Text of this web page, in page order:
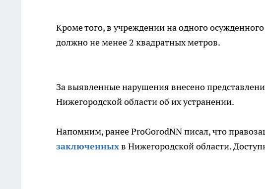
Кроме того, в учреждении на одного
должно не менее 2 квадратных метров.
За выявленные нарушения внесено
Нижегородской области об их устранении.
Напомним, ранее ProGorodNN писал, что
заключенныхв Нижегородской области.